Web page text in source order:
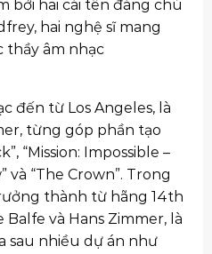
bởi hai cái tên đáng chú
hai nghệ sĩ mang
thầy âm nhạc
đến từ Los Angeles, là
từng góp phần tạo
“Mission: Impossible –
và “The Crown”. Trong
thành từ hãng 14th
và Hans Zimmer, là
sau nhiều dự án như